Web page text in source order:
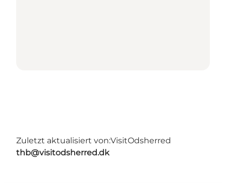
Zuletzt aktualisiert von:VisitOdsherred
thb@visitodsherred.dk